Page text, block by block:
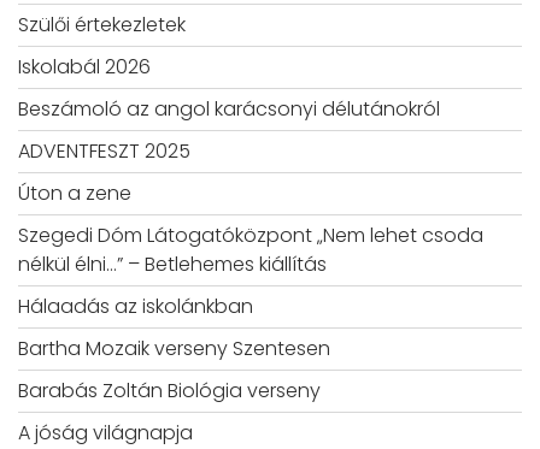
Szülői értekezletek
Iskolabál 2026
Beszámoló az angol karácsonyi délutánokról
ADVENTFESZT 2025
Úton a zene
Szegedi Dóm Látogatóközpont „Nem lehet csoda
nélkül élni…” – Betlehemes kiállítás
Hálaadás az iskolánkban
Bartha Mozaik verseny Szentesen
Barabás Zoltán Biológia verseny
A jóság világnapja